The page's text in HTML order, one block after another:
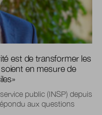
est de transformer les
en mesure de
»
public (INSP) depuis
aux questions